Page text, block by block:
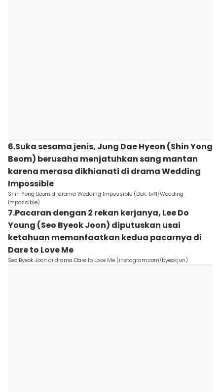
6.Suka sesama jenis, Jung Dae Hyeon (Shin Yong
Beom) berusaha menjatuhkan sang mantan
karena merasa dikhianati di drama Wedding
Impossible
Shin Yong Beom di drama Wedding Impossible (Dok. tvN/Wedding
Impossible)
7.Pacaran dengan 2 rekan kerjanya, Lee Do
Young (Seo Byeok Joon) diputuskan usai
ketahuan memanfaatkan kedua pacarnya di
Dare to Love Me
Seo Byeok Joon di drama Dare to Love Me (instagram.com/byeokjun)